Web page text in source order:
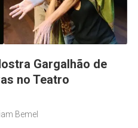
Gargalhão de
no Teatro
Bemel